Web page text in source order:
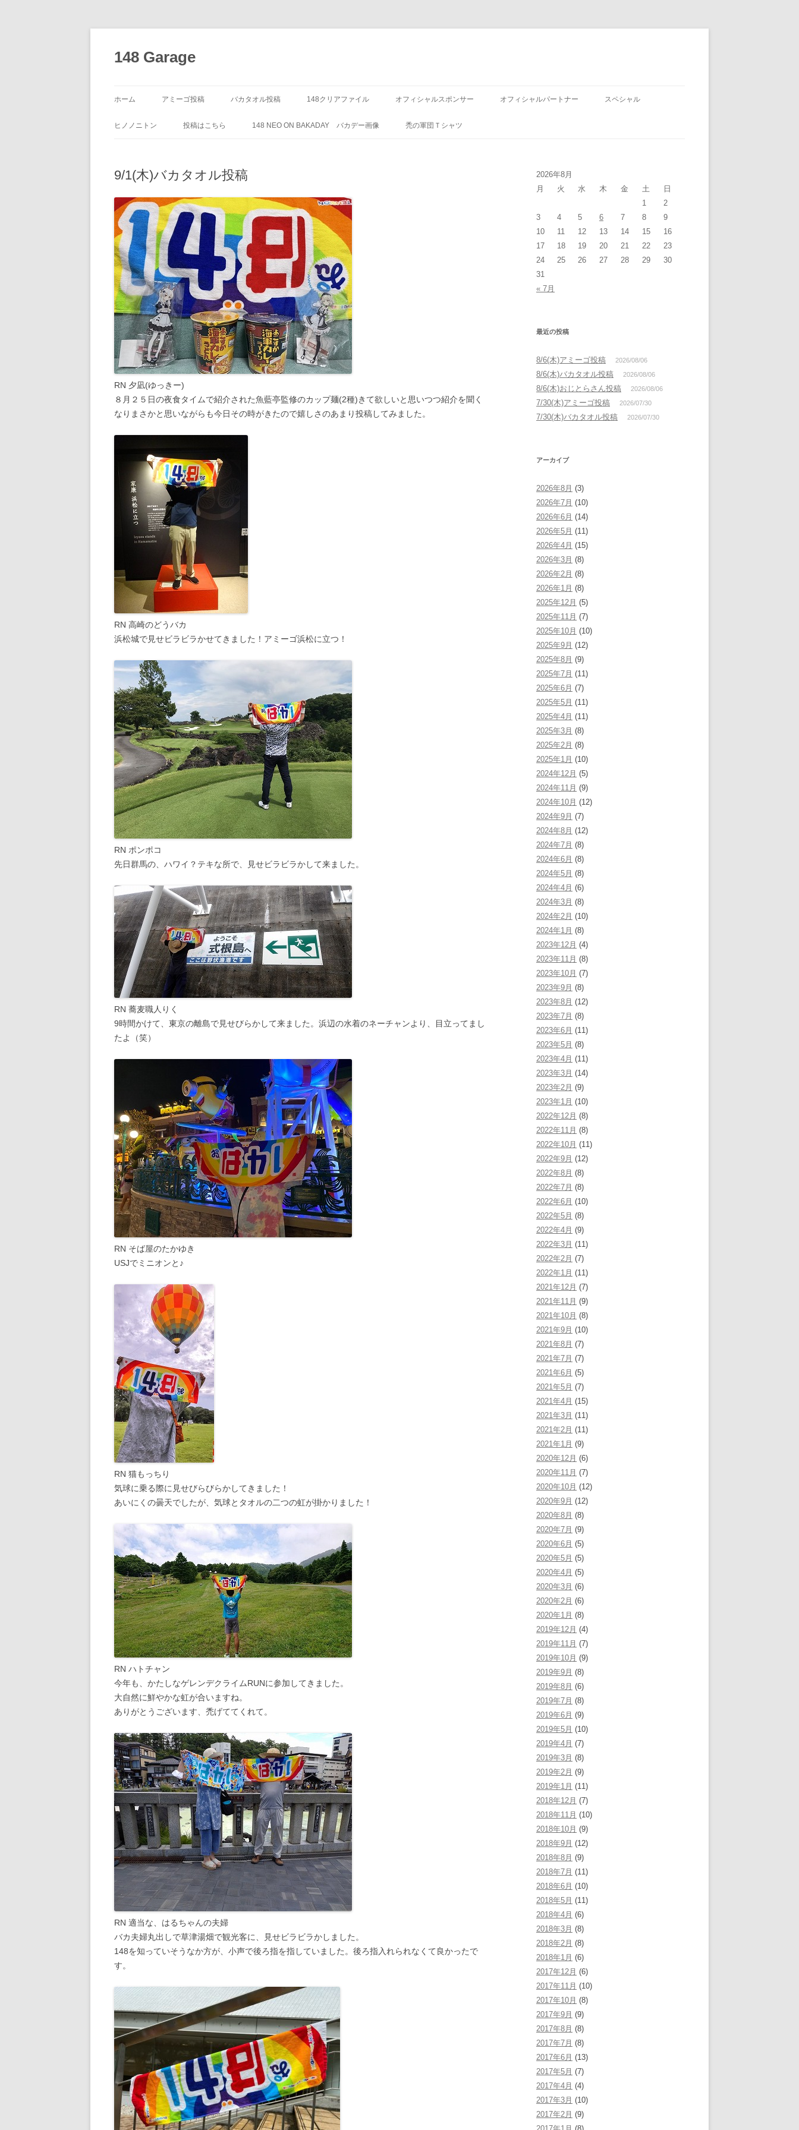
ン
ツ
ッ
148 Garage
ホーム アミーゴ投稿 バカタオル投稿 148クリアファイル オフィシャルスポンサー オフィシャルパートナー スペシャル
ヒノノニトン 投稿はこちら 148 NEO ON BAKADAY バカデー画像 禿の軍団Ｔシャツ
9/1(木)バカタオル投稿
RN 夕凪(ゆっきー)
８月２５日の夜食タイムで紹介された魚藍亭監修のカップ麺(2種)きて欲しいと思いつつ紹介を聞く
なりまさかと思いながらも今日その時がきたので嬉しさのあまり投稿してみました。
RN 高崎のどうバカ
浜松城で見せビラビラかせてきました！アミーゴ浜松に立つ！
RN ポンポコ
先日群馬の、ハワイ？テキな所で、見せビラビラかして来ました。
RN 蕎麦職人りく
9時間かけて、東京の離島で見せびらかして来ました。浜辺の水着のネーチャンより、目立ってまし
たよ（笑）
RN そば屋のたかゆき
USJでミニオンと♪
RN 猫もっちり
気球に乗る際に見せびらびらかしてきました！
あいにくの曇天でしたが、気球とタオルの二つの虹が掛かりました！
RN ハトチャン
今年も、かたしなゲレンデクライムRUNに参加してきました。
大自然に鮮やかな虹が合いますね。
ありがとうございます、禿げててくれて。
RN 適当な、はるちゃんの夫婦
バカ夫婦丸出しで草津湯畑で観光客に、見せビラビラかしました。
148を知っていそうなか方が、小声で後ろ指を指していました。後ろ指入れられなくて良かったで
す。
2026年8月
月
火 水 木 金 土
日
1
2
3
4 5 6 7 8
9
10
11 12 13 14 15
16
17
18 19 20 21 22
23
24
25 26 27 28 29
30
31
« 7月
最近の投稿
8/6(木)アミーゴ投稿 2026/08/06
8/6(木)バカタオル投稿 2026/08/06
8/6(木)おじとらさん投稿 2026/08/06
7/30(木)アミーゴ投稿 2026/07/30
7/30(木)バカタオル投稿 2026/07/30
アーカイブ
2026年8月 (3)
2026年7月 (10)
2026年6月 (14)
2026年5月 (11)
2026年4月 (15)
2026年3月 (8)
2026年2月 (8)
2026年1月 (8)
2025年12月 (5)
2025年11月 (7)
2025年10月 (10)
2025年9月 (12)
2025年8月 (9)
2025年7月 (11)
2025年6月 (7)
2025年5月 (11)
2025年4月 (11)
2025年3月 (8)
2025年2月 (8)
2025年1月 (10)
2024年12月 (5)
2024年11月 (9)
2024年10月 (12)
2024年9月 (7)
2024年8月 (12)
2024年7月 (8)
2024年6月 (8)
2024年5月 (8)
2024年4月 (6)
2024年3月 (8)
2024年2月 (10)
2024年1月 (8)
2023年12月 (4)
2023年11月 (8)
2023年10月 (7)
2023年9月 (8)
2023年8月 (12)
2023年7月 (8)
2023年6月 (11)
2023年5月 (8)
2023年4月 (11)
2023年3月 (14)
2023年2月 (9)
2023年1月 (10)
2022年12月 (8)
2022年11月 (8)
2022年10月 (11)
2022年9月 (12)
2022年8月 (8)
2022年7月 (8)
2022年6月 (10)
2022年5月 (8)
2022年4月 (9)
2022年3月 (11)
2022年2月 (7)
2022年1月 (11)
2021年12月 (7)
2021年11月 (9)
2021年10月 (8)
2021年9月 (10)
2021年8月 (7)
2021年7月 (7)
2021年6月 (5)
2021年5月 (7)
2021年4月 (15)
2021年3月 (11)
2021年2月 (11)
2021年1月 (9)
2020年12月 (6)
2020年11月 (7)
2020年10月 (12)
2020年9月 (12)
2020年8月 (8)
2020年7月 (9)
2020年6月 (5)
2020年5月 (5)
2020年4月 (5)
2020年3月 (6)
2020年2月 (6)
2020年1月 (8)
2019年12月 (4)
2019年11月 (7)
2019年10月 (9)
2019年9月 (8)
2019年8月 (6)
2019年7月 (8)
2019年6月 (9)
2019年5月 (10)
2019年4月 (7)
2019年3月 (8)
2019年2月 (9)
2019年1月 (11)
2018年12月 (7)
2018年11月 (10)
2018年10月 (9)
2018年9月 (12)
2018年8月 (9)
2018年7月 (11)
2018年6月 (10)
2018年5月 (11)
2018年4月 (6)
2018年3月 (8)
2018年2月 (8)
2018年1月 (6)
2017年12月 (6)
2017年11月 (10)
2017年10月 (8)
2017年9月 (9)
2017年8月 (8)
2017年7月 (8)
2017年6月 (13)
2017年5月 (7)
2017年4月 (4)
2017年3月 (10)
2017年2月 (9)